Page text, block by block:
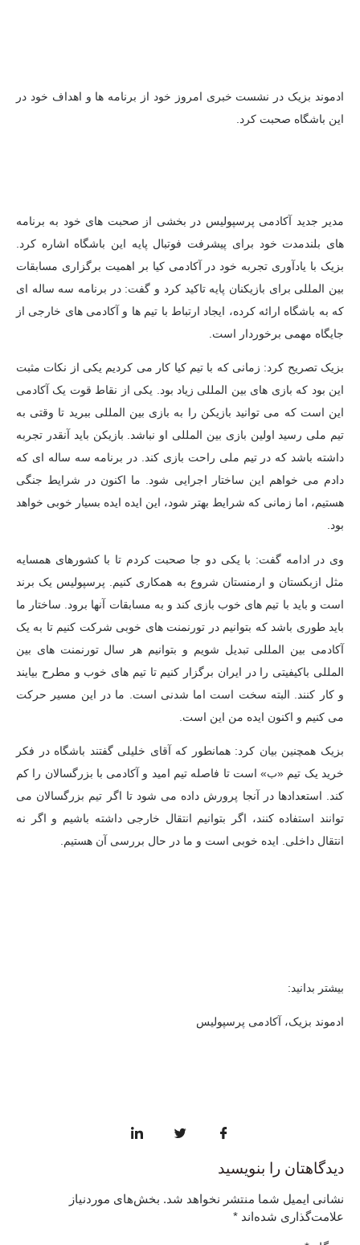
ادموند بزیک در نشست خبری امروز خود از برنامه ها و اهداف خود در
این باشگاه صحبت کرد.
مدیر جدید آکادمی پرسپولیس در بخشی از صحبت های خود به برنامه
های بلندمدت خود برای پیشرفت فوتبال پایه این باشگاه اشاره کرد.
بزیک با یادآوری تجربه خود در آکادمی کیا بر اهمیت برگزاری مسابقات
بین المللی برای بازیکنان پایه تاکید کرد و گفت: در برنامه سه ساله ای
که به باشگاه ارائه کرده، ایجاد ارتباط با تیم ها و آکادمی های خارجی از
جایگاه مهمی برخوردار است.
بزیک تصریح کرد: زمانی که با تیم کیا کار می کردیم یکی از نکات مثبت
این بود که بازی های بین المللی زیاد بود. یکی از نقاط قوت یک آکادمی
این است که می توانید بازیکن را به بازی بین المللی ببرید تا وقتی به
تیم ملی رسید اولین بازی بین المللی او نباشد. بازیکن باید آنقدر تجربه
داشته باشد که در تیم ملی راحت بازی کند. در برنامه سه ساله ای که
دادم می خواهم این ساختار اجرایی شود. ما اکنون در شرایط جنگی
هستیم، اما زمانی که شرایط بهتر شود، این ایده ایده بسیار خوبی خواهد
بود.
وی در ادامه گفت: با یکی دو جا صحبت کردم تا با کشورهای همسایه
مثل ازبکستان و ارمنستان شروع به همکاری کنیم. پرسپولیس یک برند
است و باید با تیم های خوب بازی کند و به مسابقات آنها برود. ساختار ما
باید طوری باشد که بتوانیم در تورنمنت های خوبی شرکت کنیم تا به یک
آکادمی بین المللی تبدیل شویم و بتوانیم هر سال تورنمنت های بین
المللی باکیفیتی را در ایران برگزار کنیم تا تیم های خوب و مطرح بیایند
و کار کنند. البته سخت است اما شدنی است. ما در این مسیر حرکت
می کنیم و اکنون ایده من این است.
بزیک همچنین بیان کرد: همانطور که آقای خلیلی گفتند باشگاه در فکر
خرید یک تیم «ب» است تا فاصله تیم امید و آکادمی با بزرگسالان را کم
کند. استعدادها در آنجا پرورش داده می شود تا اگر تیم بزرگسالان می
توانند استفاده کنند، اگر بتوانیم انتقال خارجی داشته باشیم و اگر نه
انتقال داخلی. ایده خوبی است و ما در حال بررسی آن هستیم.
بیشتر بدانید:
ادموند بزیک، آکادمی پرسپولیس
دیدگاهتان را بنویسید
نشانی ایمیل شما منتشر نخواهد شد. بخش‌های موردنیاز
علامت‌گذاری شده‌اند *